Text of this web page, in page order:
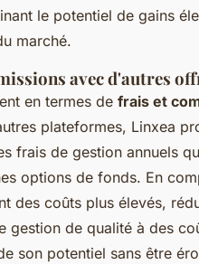
le potentiel de gains
marché.
avec d'autres
en termes de frais et
plateformes, Linxea
frais de gestion annuels
options de fonds. En
des coûts plus élevés,
gestion de qualité à des
son potentiel sans être